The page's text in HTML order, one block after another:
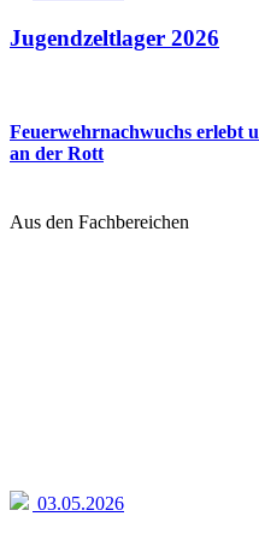
Jugendzeltlager 2026
Feuerwehrnachwuchs erlebt
an der Rott
Aus den Fachbereichen
03.05.2026